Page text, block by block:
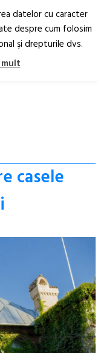
RO EN
casele
datelor cu caracter
despre cum folosim
şi drepturile dvs.